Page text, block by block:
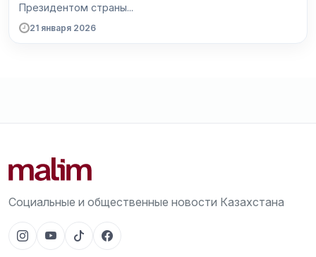
Президентом страны...
21 января 2026
Социальные и общественные новости Казахстана